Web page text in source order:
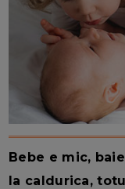
Bebe e mic,
la caldurica,